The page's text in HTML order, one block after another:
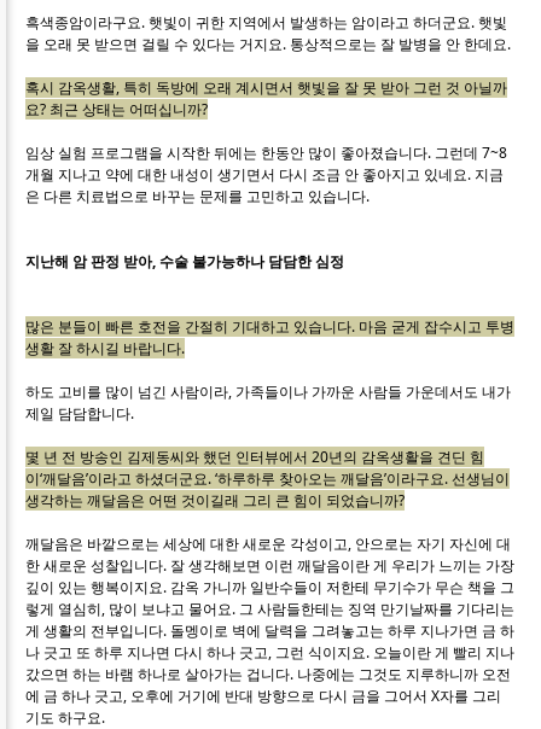
흑색종암이라구요. 햇빛이 귀한 지역에서 발생하는 암이라고 하더군요. 햇빛
을 오래 못 받으면 걸릴 수 있다는 거지요. 통상적으로는 잘 발병을 안 한데요.
혹시 감옥생활, 특히 독방에 오래 계시면서 햇빛을 잘 못 받아 그런 것 아닐까
요? 최근 상태는 어떠십니까?
임상 실험 프로그램을 시작한 뒤에는 한동안 많이 좋아졌습니다. 그런데 7~8
개월 지나고 약에 대한 내성이 생기면서 다시 조금 안 좋아지고 있네요. 지금
은 다른 치료법으로 바꾸는 문제를 고민하고 있습니다.
지난해 암 판정 받아, 수술 불가능하나 담담한 심정
많은 분들이 빠른 호전을 간절히 기대하고 있습니다. 마음 굳게 잡수시고 투병
생활 잘 하시길 바랍니다.
하도 고비를 많이 넘긴 사람이라, 가족들이나 가까운 사람들 가운데서도 내가
제일 담담합니다.
몇 년 전 방송인 김제동씨와 했던 인터뷰에서 20년의 감옥생활을 견딘 힘
이‘깨달음’이라고 하셨더군요. ‘하루하루 찾아오는 깨달음’이라구요. 선생님이
생각하는 깨달음은 어떤 것이길래 그리 큰 힘이 되었습니까?
깨달음은 바깥으로는 세상에 대한 새로운 각성이고, 안으로는 자기 자신에 대
한 새로운 성찰입니다. 잘 생각해보면 이런 깨달음이란 게 우리가 느끼는 가장
깊이 있는 행복이지요. 감옥 가니까 일반수들이 저한테 무기수가 무슨 책을 그
렇게 열심히, 많이 보냐고 물어요. 그 사람들한테는 징역 만기날짜를 기다리는
게 생활의 전부입니다. 돌멩이로 벽에 달력을 그려놓고는 하루 지나가면 금 하
나 긋고 또 하루 지나면 다시 하나 긋고, 그런 식이지요. 오늘이란 게 빨리 지나
갔으면 하는 바램 하나로 살아가는 겁니다. 나중에는 그것도 지루하니까 오전
에 금 하나 긋고, 오후에 거기에 반대 방향으로 다시 금을 그어서 X자를 그리
기도 하구요.